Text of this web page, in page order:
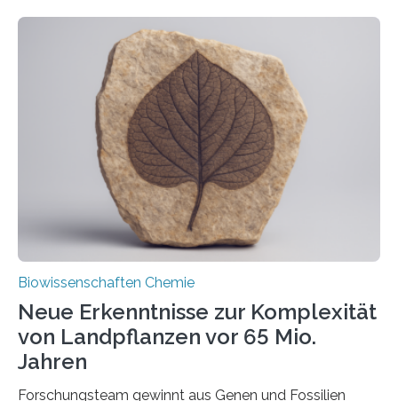
der Ruhr-Universität Bochum um Prof. Dr. Ralf Erdmann
und Dr. Ismaila Francis Yusuf hat nun einen bislang
unbekannten Qualitätskontrollmechanismus des
peroxisomalen Proteintransports in der Bäckerhefe
Saccharomyces cerevisiae entdeckt, der für die
Funktionsfähigkeit der Organellen entscheidend ist. Die
Studie wurde am 28. Oktober 2025 in der
Fachzeitschrift…
Biowissenschaften Chemie
Neue Erkenntnisse zur Komplexität
von Landpflanzen vor 65 Mio.
Jahren
Forschungsteam gewinnt aus Genen und Fossilien